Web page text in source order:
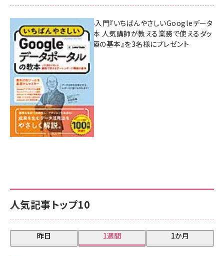
人気記事トップ10
昨日 1週間 1か月
無料BIツール入門『いちばんやさしいGoogleデータ
ポータルの教本 人気講師が教える業務で使えるダッ
シュボード構築の基本』を3名様にプレゼント
7月31日 10:00